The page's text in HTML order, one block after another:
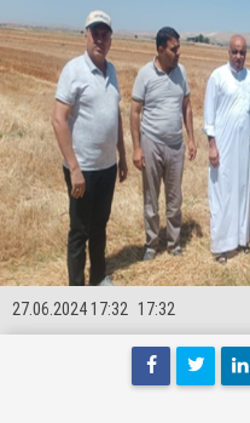
17:32
27.06.2024 17:32